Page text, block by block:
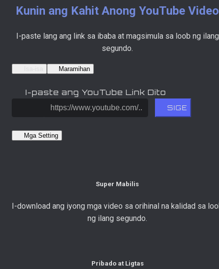
Kunin ang Kahit Anong YouTube Video
I-paste lang ang link sa ibaba at magsimula sa loob ng ilang
segundo.
Maramihan
I-paste ang YouTube Link Dito
SIGE
Mga Setting
Super Mabilis
I-download ang iyong mga video sa orihinal na kalidad sa
ng ilang segundo.
Pribado at Ligtas